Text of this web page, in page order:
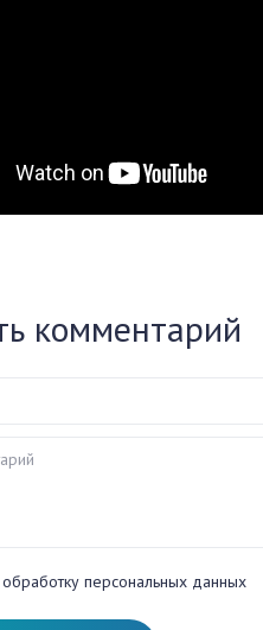
комментарий
персональных данных